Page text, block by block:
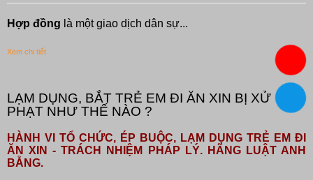
Hợp đồng là một giao dịch dân sự...
Xem chi tiết
LẠM DỤNG, BẮT TRẺ EM ĐI ĂN XIN BỊ XỬ
PHẠT NHƯ THẾ NÀO ?
HÀNH VI TỔ CHỨC, ÉP BUỘC, LẠM DỤNG TRẺ EM ĐI
ĂN XIN - TRÁCH NHIỆM PHÁP LÝ. HÃNG LUẬT ANH
BẰNG.